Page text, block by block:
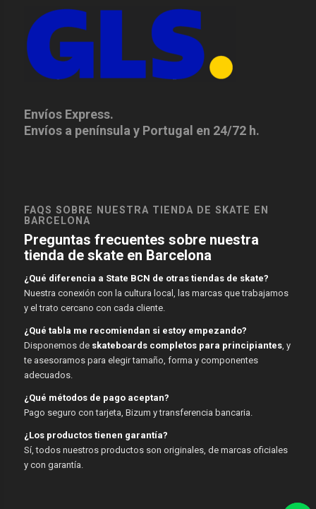
Envíos Express.
Envíos a península y Portugal en 24/72 h.
FAQS SOBRE NUESTRA TIENDA DE SKATE EN
BARCELONA
Preguntas frecuentes sobre nuestra
tienda de skate en Barcelona
¿Qué diferencia a State BCN de otras tiendas de skate?
Nuestra conexión con la cultura local, las marcas que trabajamos
y el trato cercano con cada cliente.
¿Qué tabla me recomiendan si estoy empezando?
Disponemos de skateboards completos para principiantes, y
te asesoramos para elegir tamaño, forma y componentes
adecuados.
¿Qué métodos de pago aceptan?
Pago seguro con tarjeta, Bizum y transferencia bancaria.
¿Los productos tienen garantía?
Sí, todos nuestros productos son originales, de marcas oficiales
y con garantía.